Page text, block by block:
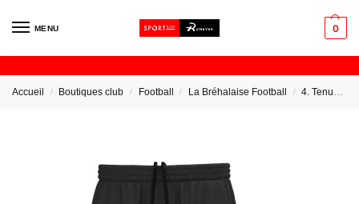
MENU 0
Accueil / Boutiques club / Football / La Bréhalaise Football / 4. Tenues Educateur